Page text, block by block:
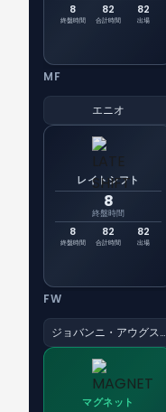
8
終盤時間
82
合計時間
82
出場
MF
エニオ
レイトシフト
8
終盤時間
8
終盤時間
82
合計時間
82
出場
FW
ジョバンニ・アウグスト
マグネット